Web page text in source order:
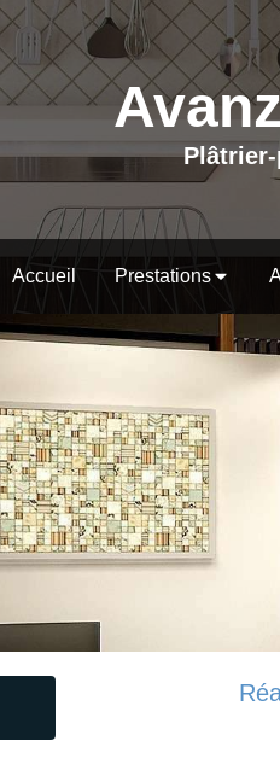
Accueil Prestations